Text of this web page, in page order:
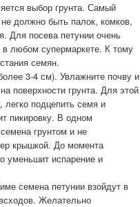
выбор грунта. Самый
должно быть палок, комков,
Для посева петунии очень
в любом супермаркете. К тому
семян.
3-4 см). Увлажните почву и
поверхности грунта. Для этой
подцепить семя и
пикировку. В одном
грунтом и не
крышкой. До момента
уменьшит испарение и
семена петунии взойдут в
Желательно